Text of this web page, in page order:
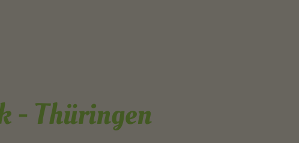
- Thüringen